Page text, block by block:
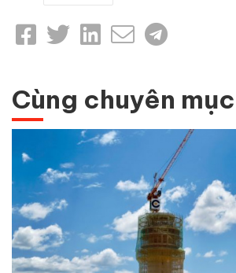
Cùng chuyên mục